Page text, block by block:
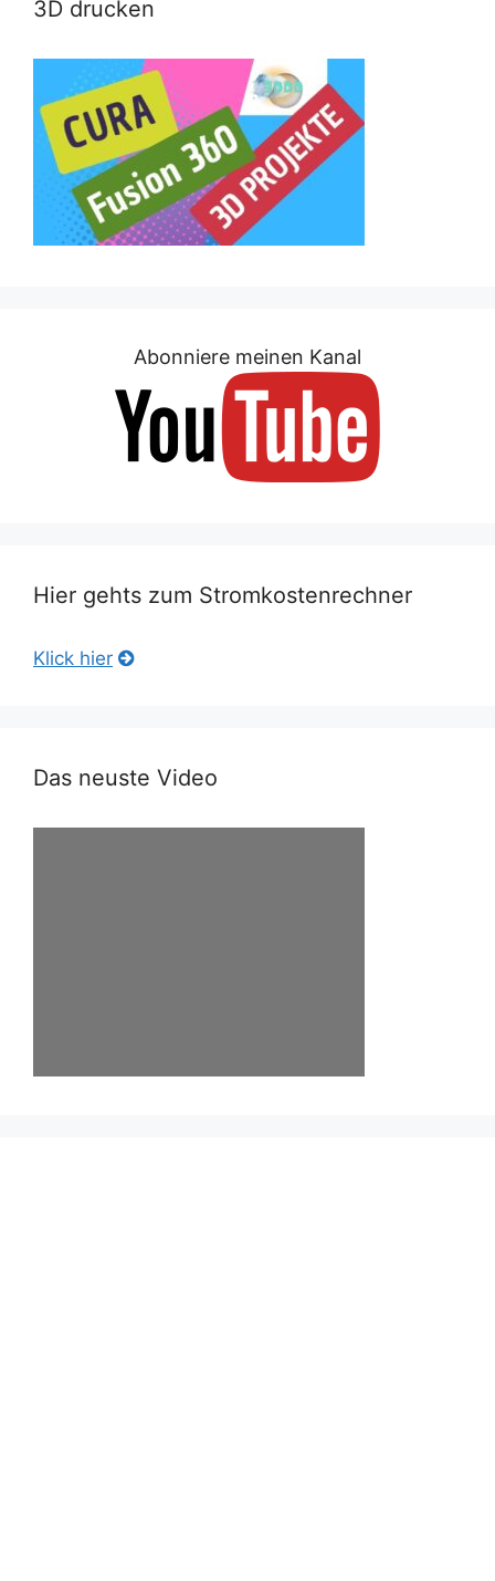
3D drucken
Abonniere meinen Kanal
Hier gehts zum Stromkostenrechner
Klick hier
Das neuste Video